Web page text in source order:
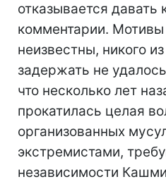
отказывается давать
комментарии. Мотивы
неизвестны, никого
задержать не
что несколько лет
прокатилась целая
организованных
экстремистами,
независимости